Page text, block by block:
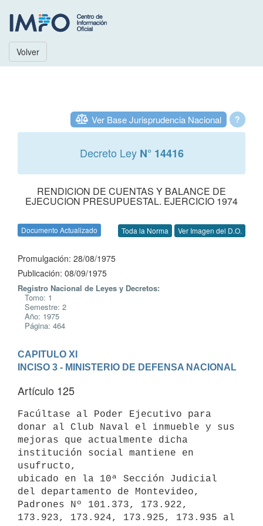
Volver
?
Ver Base Jurisprudencia Nacional
Decreto Ley N° 14416
RENDICION DE CUENTAS Y BALANCE DE
EJECUCION PRESUPUESTAL. EJERCICIO 1974
Documento Actualizado Toda la Norma Ver Imagen del D.O.
Promulgación: 28/08/1975
Publicación: 08/09/1975
Registro Nacional de Leyes y Decretos:
Tomo: 1
Semestre: 2
Año: 1975
Página: 464
CAPITULO XI
INCISO 3 - MINISTERIO DE DEFENSA NACIONAL
Artículo 125
Facúltase al Poder Ejecutivo para
donar al Club Naval el inmueble y sus
mejoras que actualmente dicha
institución social mantiene en
usufructo,
ubicado en la 10ª Sección Judicial
del departamento de Montevideo,
Padrones Nº 101.373, 173.922,
173.923, 173.924, 173.925, 173.935 al